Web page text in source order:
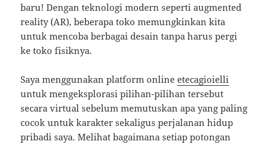
baru! Dengan teknologi modern seperti augmented
reality (AR), beberapa toko memungkinkan kita
untuk mencoba berbagai desain tanpa harus pergi
ke toko fisiknya.
Saya menggunakan platform onlineetecagioielli
untuk mengeksplorasi pilihan-pilihan tersebut
secara virtual sebelum memutuskan apa yang paling
cocok untuk karakter sekaligus perjalanan hidup
pribadi saya. Melihat bagaimana setiap potongan